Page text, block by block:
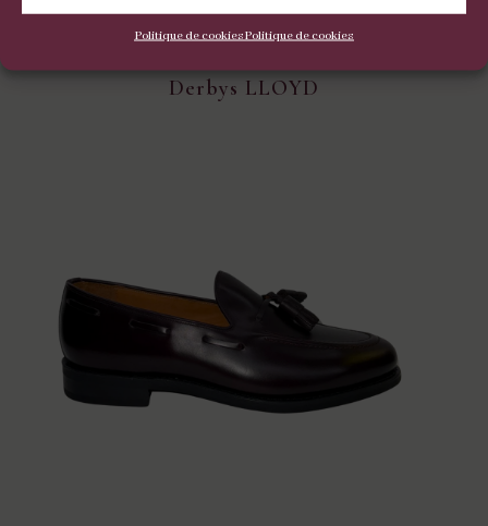
Politique de cookiesPolitique de cookies
Derbys LLOYD